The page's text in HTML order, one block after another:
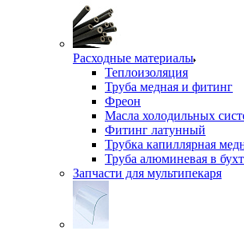
Расходные материалы
Теплоизоляция
Труба медная и фитинг
Фреон
Масла холодильных
Фитинг латунный
Трубка капиллярная
Труба алюминевая в
Запчасти для мультипекаря